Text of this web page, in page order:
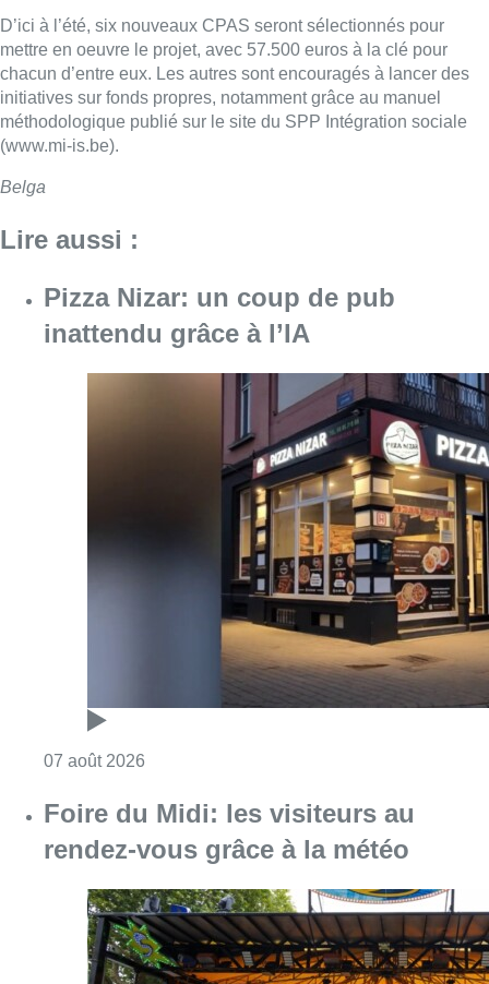
D’ici à l’été, six nouveaux CPAS seront sélectionnés pour
mettre en oeuvre le projet, avec 57.500 euros à la clé pour
chacun d’entre eux. Les autres sont encouragés à lancer des
initiatives sur fonds propres, notamment grâce au manuel
méthodologique publié sur le site du SPP Intégration sociale
(www.mi-is.be).
Belga
Lire aussi :
Pizza Nizar: un coup de pub
inattendu grâce à l’IA
07 août 2026
Foire du Midi: les visiteurs au
rendez-vous grâce à la météo